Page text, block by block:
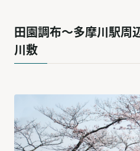
田園調布〜多摩川駅周
川敷